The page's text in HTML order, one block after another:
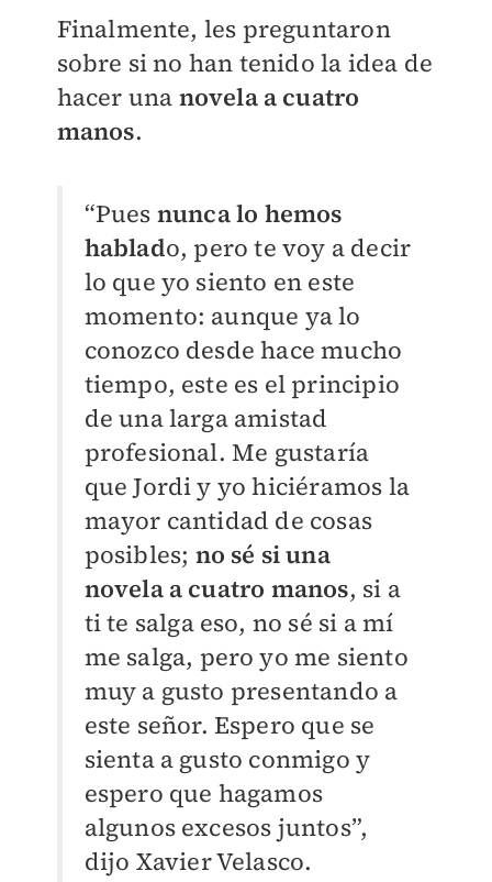
Finalmente, les preguntaron
sobre si no han tenido la idea de
hacer una novela a cuatro
manos.
“Pues nunca lo hemos
hablado, pero te voy a decir
lo que yo siento en este
momento: aunque ya lo
conozco desde hace mucho
tiempo, este es el principio
de una larga amistad
profesional. Me gustaría
que Jordi y yo hiciéramos la
mayor cantidad de cosas
posibles; no sé si una
novela a cuatro manos, si a
ti te salga eso, no sé si a mí
me salga, pero yo me siento
muy a gusto presentando a
este señor. Espero que se
sienta a gusto conmigo y
espero que hagamos
algunos excesos juntos”,
dijo Xavier Velasco.